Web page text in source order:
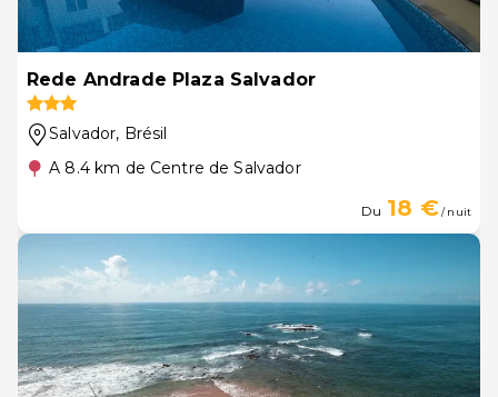
Rede Andrade Plaza Salvador
Salvador, Brésil
A 8.4 km de Centre de Salvador
Du 18 €/ nuit